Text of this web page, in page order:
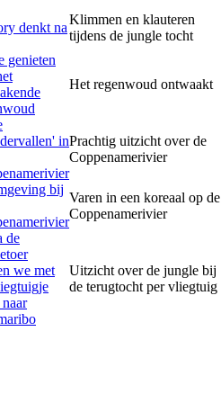
Klimmen en klauteren
tijdens de jungle tocht
Het regenwoud ontwaakt
Prachtig uitzicht over de
Coppenamerivier
Varen in een koreaal op de
Coppenamerivier
Uitzicht over de jungle bij
de terugtocht per vliegtuig